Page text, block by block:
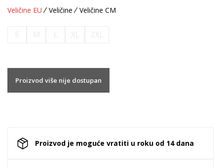
Veličine EU Veličine Veličine CM
Proizvod više nije dostupan
Proizvod je moguće vratiti u roku od 14 dana